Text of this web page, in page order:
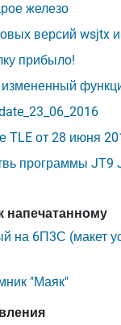
железо
версий wsjtx
прибыло!
TLE от 28 июня
программы JT9
напечатанному
на 6П3С (макет
"Маяк"